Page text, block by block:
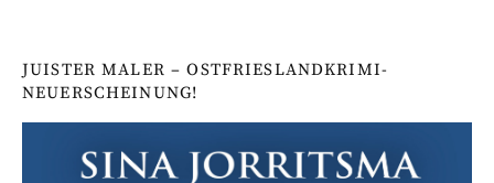
JUISTER MALER – OSTFRIESLANDKRIMI-
NEUERSCHEINUNG!